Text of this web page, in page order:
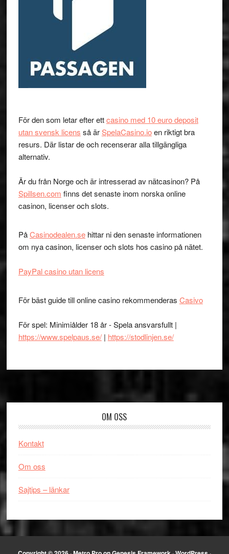
För den som letar efter ettcasino med 10 euro deposit
utan svensk licens så ärSpelaCasino.ioen riktigt bra
resurs. Där listar de och recenserar alla tillgängliga
alternativ.
Är du från Norge och är intresserad av nätcasinon? På
Spillsen.com finns det senaste inom norska online
casinon, licenser och slots.
PåCasinodealen.sehittar ni den senaste informationen
om nya casinon, licenser och slots hos casino på nätet.
PayPal casino utan licens
För bäst guide till online casino rekommenderas Casivo
För spel: Minimiålder 18 år - Spela ansvarsfullt |
https://www.spelpaus.se/| https://stodlinjen.se/
OM OSS
Kontakt
Om oss
Sajtips – länkar